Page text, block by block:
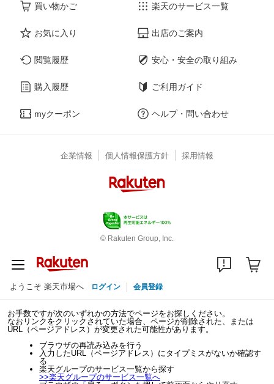
買い物かご
お気に入り
閲覧履歴
購入履歴
myクーポン
楽天のサービス一覧
出店のご案内
安心・安全の取り組み
ご利用ガイド
ヘルプ・問い合わせ
企業情報 個人情報保護方針 採用情報
© Rakuten Group, Inc.
ようこそ 楽天市場へ ログイン 会員登録
お手数ですが次のいずれかの方法でページをお探しください。
なおリンクをクリックされていた場合、ページが削除された、または
URL（ページアドレス）が変更された可能性があります。
ブラウザの再読み込みを行う
入力したURL（ページアドレス）にタイプミスがないか確認す
る
楽天グループのサービス一覧から探す
>>楽天グループのサービス一覧へ